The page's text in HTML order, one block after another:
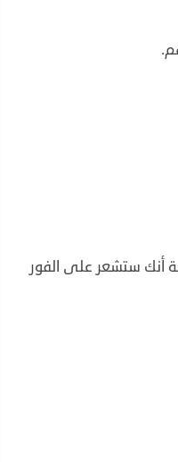
أنك ستشعر على الفور